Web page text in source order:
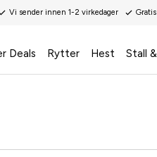
Vi sender innen 1-2 virkedager
Deals Rytter Hest Stall